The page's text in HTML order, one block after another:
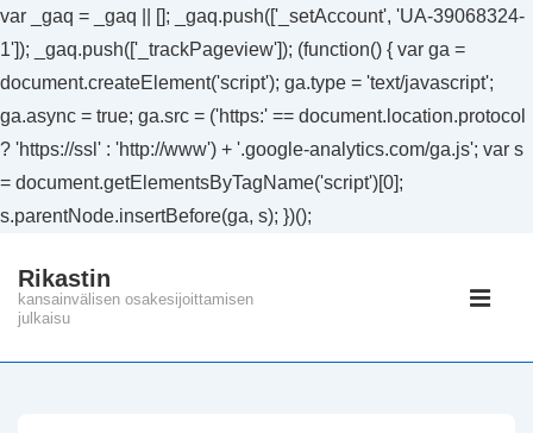
var _gaq = _gaq || []; _gaq.push(['_setAccount', 'UA-39068324-
1']); _gaq.push(['_trackPageview']); (function() { var ga =
document.createElement('script'); ga.type = 'text/javascript';
ga.async = true; ga.src = ('https:' == document.location.protocol
? 'https://ssl' : 'http://www') + '.google-analytics.com/ga.js'; var s
= document.getElementsByTagName('script')[0];
s.parentNode.insertBefore(ga, s); })();
Siirry
pääsisältöön
Rikastin
kansainvälisen osakesijoittamisen
julkaisu